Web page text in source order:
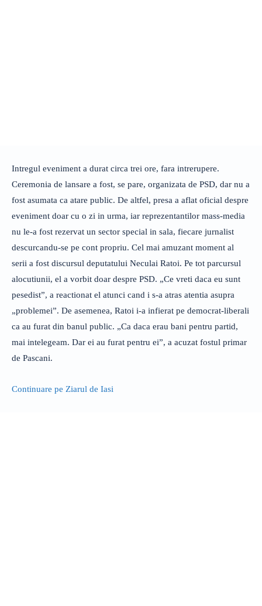
Intregul eveniment a durat circa trei ore, fara intrerupere.
Ceremonia de lansare a fost, se pare, organizata de PSD, dar nu a
fost asumata ca atare public. De altfel, presa a aflat oficial despre
eveniment doar cu o zi in urma, iar reprezentantilor mass-media
nu le-a fost rezervat un sector special in sala, fiecare jurnalist
descurcandu-se pe cont propriu. Cel mai amuzant moment al
serii a fost discursul deputatului Neculai Ratoi. Pe tot parcursul
alocutiunii, el a vorbit doar despre PSD. „Ce vreti daca eu sunt
pesedist”, a reactionat el atunci cand i s-a atras atentia asupra
„problemei”. De asemenea, Ratoi i-a infierat pe democrat-liberali
ca au furat din banul public. „Ca daca erau bani pentru partid,
mai intelegeam. Dar ei au furat pentru ei”, a acuzat fostul primar
de Pascani.
Continuare pe Ziarul de Iasi